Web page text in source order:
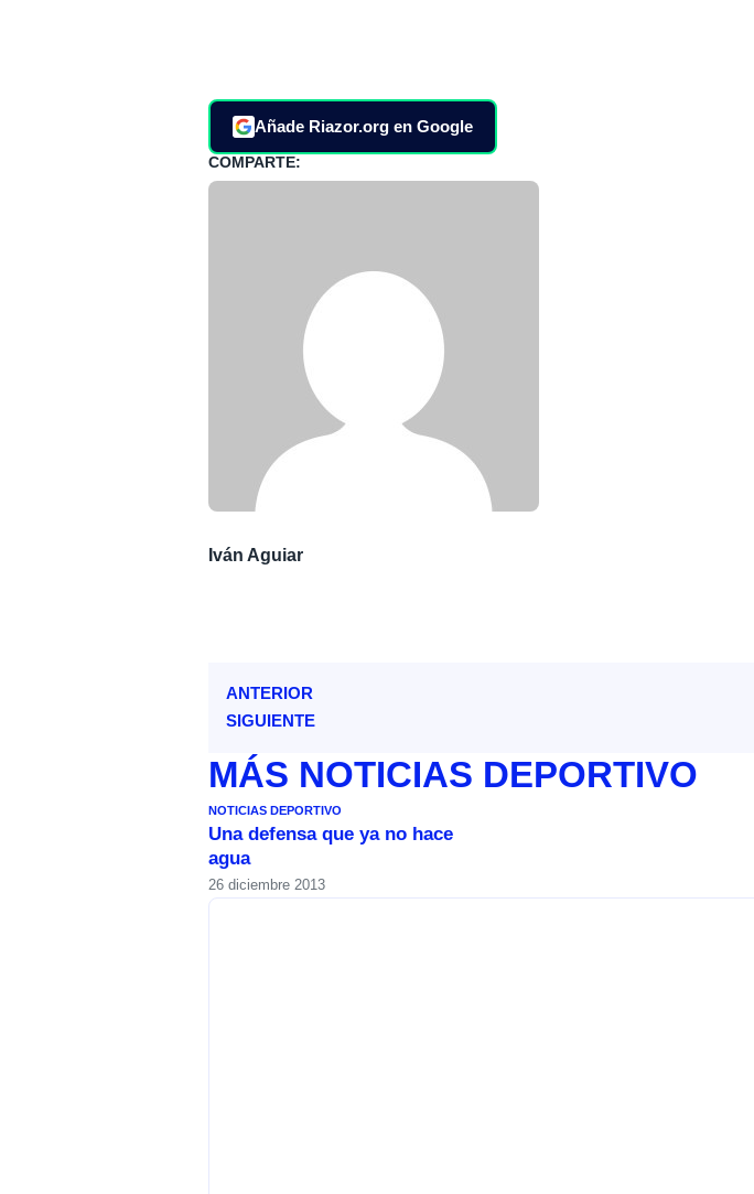
Añade Riazor.org en Google
COMPARTE:
Iván Aguiar
ANTERIOR
SIGUIENTE
MÁS NOTICIAS DEPORTIVO
NOTICIAS DEPORTIVO
Una defensa que ya no hace
agua
26 diciembre 2013